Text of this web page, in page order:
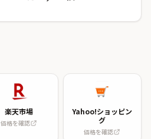
楽天市場
価格を確認
Yahoo!ショッピン
グ
価格を確認